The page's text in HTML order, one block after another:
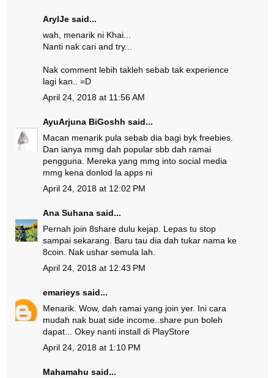
ArylJe said...
wah, menarik ni Khai...
Nanti nak cari and try...
Nak comment lebih takleh sebab tak experience
lagi kan.. =D
April 24, 2018 at 11:56 AM
AyuArjuna BiGoshh said...
Macan menarik pula sebab dia bagi byk freebies.
Dan ianya mmg dah popular sbb dah ramai
pengguna. Mereka yang mmg into social media
mmg kena donlod la apps ni
April 24, 2018 at 12:02 PM
Ana Suhana said...
Pernah join 8share dulu kejap. Lepas tu stop
sampai sekarang. Baru tau dia dah tukar nama ke
8coin. Nak ushar semula lah.
April 24, 2018 at 12:43 PM
emarieys said...
Menarik. Wow, dah ramai yang join yer. Ini cara
mudah nak buat side income..share pun boleh
dapat... Okey nanti install di PlayStore
April 24, 2018 at 1:10 PM
Mahamahu said...